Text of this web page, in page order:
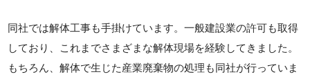
同社では解体工事も手掛けています。一般建設業の許可も取得
しており、これまでさまざまな解体現場を経験してきました。
もちろん、解体で生じた産業廃棄物の処理も同社が行っていま